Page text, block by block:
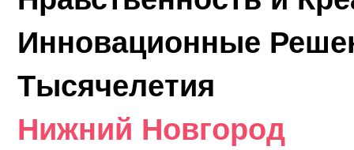
Инновационные
Тысячелетия
Нижний Новгород